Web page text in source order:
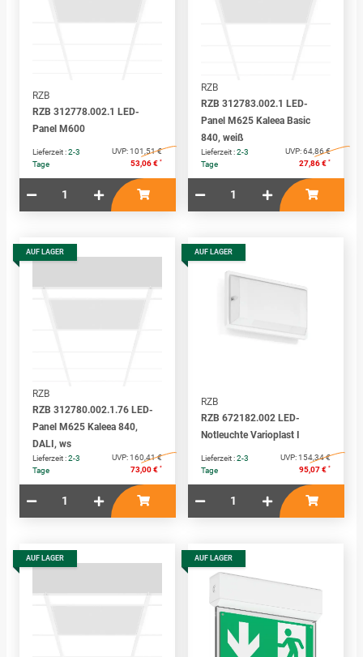
RZB
RZB 312778.002.1 LED-
Panel M600
Lieferzeit :2-3
Tage
UVP:101,51 €
53,06 € *
RZB
RZB 312783.002.1 LED-
Panel M625 Kaleea Basic
840, weiß
Lieferzeit :2-3
Tage
UVP:64,86 €
27,86 € *
AUF LAGER
RZB
RZB 312780.002.1.76 LED-
Panel M625 Kaleea 840,
DALI, ws
Lieferzeit :2-3
Tage
UVP:160,41 €
73,00 € *
AUF LAGER
RZB
RZB 672182.002 LED-
Notleuchte Varioplast I
Lieferzeit :2-3
Tage
UVP:154,34 €
95,07 € *
AUF LAGER AUF LAGER